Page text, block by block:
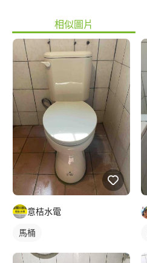
相似圖片
意桔水電
馬桶